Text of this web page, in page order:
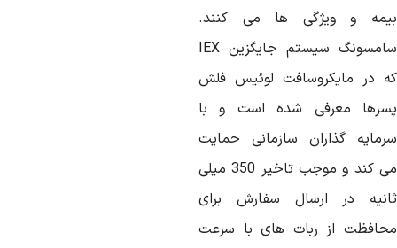
و ویژگی ها می کنند.
سیستم جایگزین IEX
در مایکروسافت لوئیس فلش
معرفی شده است و با
گذاران سازمانی حمایت
می کند و موجب تاخیر 350 میلی
در ارسال سفارش برای
از ربات های با سرعت